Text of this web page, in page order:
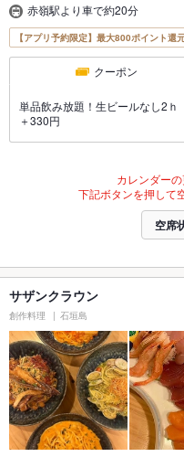
赤嶺駅より車で約20分
【アプリ予約限定】最大800ポイント還
クーポン
単品飲み放題！生ビールなし2
＋330円
カレンダーの
下記ボタンを押して
空席
サザンクラウン
創作料理 石垣島